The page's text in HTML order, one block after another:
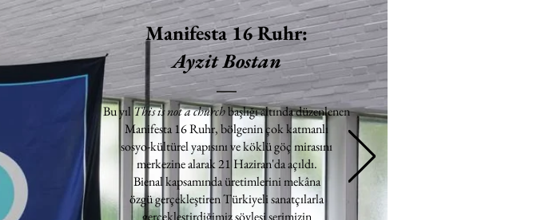
Manifesta 16 Ruhr:
Ayzit Bostan
Bu yılThis is not a churchbaşlığı altında düzenlenen
Manifesta 16 Ruhr, bölgenin çok katmanlı
sosyo-kültürel yapısını ve köklü göç mirasını
merkezine alarak 21 Haziran'da açıldı.
Bienal kapsamında üretimlerini mekâna
özgü gerçekleştiren Türkiyeli sanatçılarla
gerçekleştirdiğimiz söyleşi serimizin